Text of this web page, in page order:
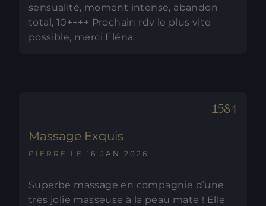
sensualité, moment intense, abandon
total, 10++++ Prochain rdv le plus vite
possible, merci Eléna.
Massage Exquis
PIERRE LE 16 JAN 2026
Superbe massage en compagnie d’une
très jolie masseuse à la peau mate ! Elle